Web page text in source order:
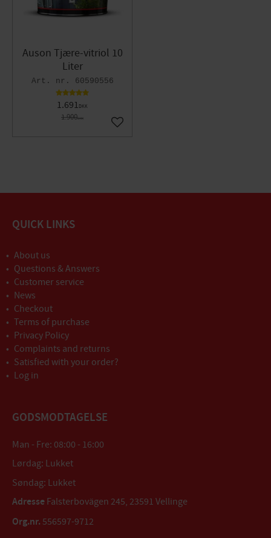
Auson Tjære-vitriol 10
Liter
60590556
1.691DKK
1.900DKK
Gem som favorit
QUICK LINKS
About us
Questions & Answers
Customer service
News
Checkout
Terms of purchase
Privacy Policy
Complaints and returns
Satisfied with your order?
Log in
GODSMODTAGELSE
Man - Fre: 08:00 - 16:00
Lørdag: Lukket
Søndag: Lukket
Adresse Falsterbovägen 245, 23591 Vellinge
Org.nr. 556597-9712